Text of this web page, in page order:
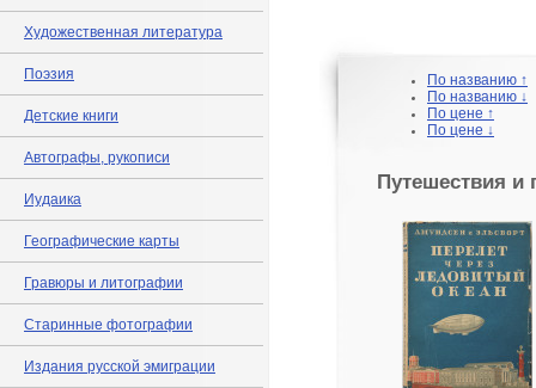
Художественная литература
Поэзия
Детские книги
Автографы, рукописи
Иудаика
Географические карты
Гравюры и литографии
Старинные фотографии
Издания русской эмиграции
По названию ↑
По названию ↓
По цене ↑
По цене ↓
Путешествия и